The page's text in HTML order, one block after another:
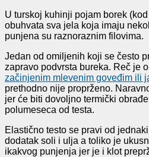
U turskoj kuhinji pojam borek
obuhvata sva jela koja imaju
punjena su raznoraznim filovima.
Jedan od omiljenih koji se često
zapravo podvrsta bureka. Reč je o
začinjenim mlevenim goveđim ili
prethodno nije proprženo.
jer će biti dovoljno termički
polumeseca od testa.
Elastično testo se pravi od
dodatak soli i ulja a toliko je
ikakvog punjenja jer je i klot